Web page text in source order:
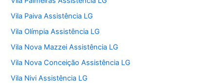
Vila Paiva Assistência LG
Vila Olímpia Assistência LG
Vila Nova Mazzei Assistência LG
Vila Nova Conceição Assistência LG
Vila Nivi Assistência LG